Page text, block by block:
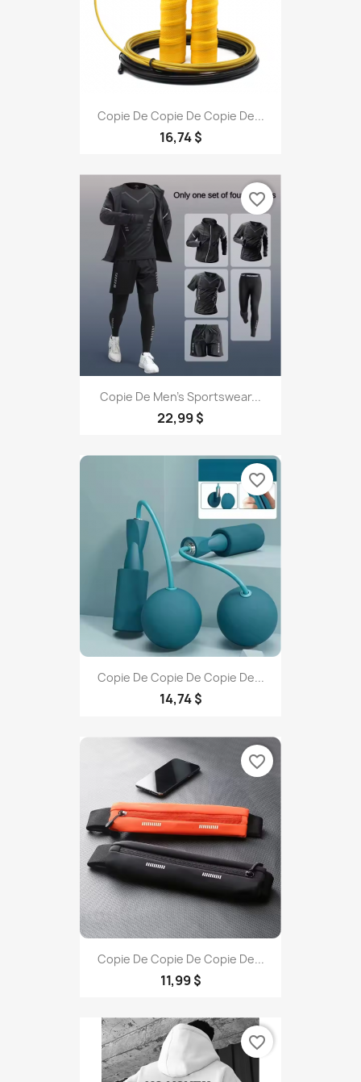
Copie De Copie De Copie De...
16,74 $
Copie De Men's Sportswear...
22,99 $
favorite_border
Copie De Copie De Copie De...
14,74 $
favorite_border
Copie De Copie De Copie De...
11,99 $
favorite_border
favorite_border